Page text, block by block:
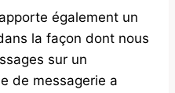
également un
la façon dont nous
sur un
de messagerie a